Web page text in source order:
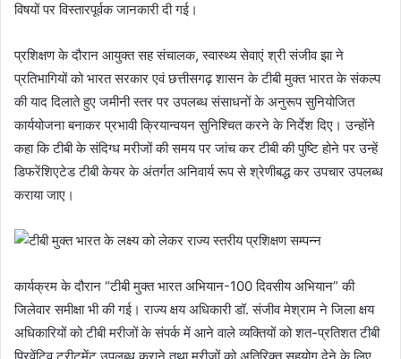
विषयों पर विस्तारपूर्वक जानकारी दी गई।
प्रशिक्षण के दौरान आयुक्त सह संचालक, स्वास्थ्य सेवाएं श्री संजीव झा ने
प्रतिभागियों को भारत सरकार एवं छत्तीसगढ़ शासन के टीबी मुक्त भारत के संकल्प
की याद दिलाते हुए जमीनी स्तर पर उपलब्ध संसाधनों के अनुरूप सुनियोजित
कार्ययोजना बनाकर प्रभावी क्रियान्वयन सुनिश्चित करने के निर्देश दिए। उन्होंने
कहा कि टीबी के संदिग्ध मरीजों की समय पर जांच कर टीबी की पुष्टि होने पर उन्हें
डिफरेंशिएटेड टीबी केयर के अंतर्गत अनिवार्य रूप से श्रेणीबद्ध कर उपचार उपलब्ध
कराया जाए।
कार्यक्रम के दौरान “टीबी मुक्त भारत अभियान-100 दिवसीय अभियान” की
जिलेवार समीक्षा भी की गई। राज्य क्षय अधिकारी डॉ. संजीव मेश्राम ने जिला क्षय
अधिकारियों को टीबी मरीजों के संपर्क में आने वाले व्यक्तियों को शत-प्रतिशत टीबी